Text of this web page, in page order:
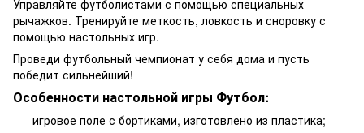
Управляйте футболистами с помощью специальных
рычажков. Тренируйте меткость, ловкость и сноровку с
помощью настольных игр.
Проведи футбольный чемпионат у себя дома и пусть
победит сильнейший!
Особенности настольной игры Футбол:
игровое поле с бортиками, изготовлено из пластика;